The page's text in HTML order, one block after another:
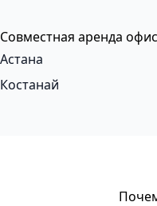
Совместная аренда
Астана
Костанай